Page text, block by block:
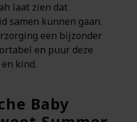
laat zien dat
samen kunnen gaan.
een bijzonder
en puur deze
kind.
Baby